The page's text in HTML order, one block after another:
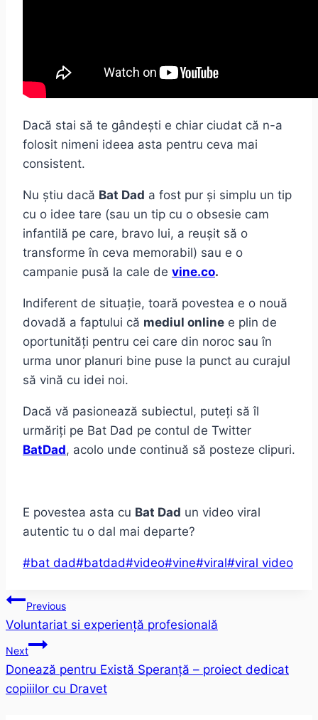
Dacă stai să te gândești e chiar ciudat că n-a
folosit nimeni ideea asta pentru ceva mai
consistent.
Nu știu dacă Bat Dad a fost pur și simplu un tip
cu o idee tare (sau un tip cu o obsesie cam
infantilă pe care, bravo lui, a reușit să o
transforme în ceva memorabil) sau e o
campanie pusă la cale de vine.co.
Indiferent de situație, toară povestea e o nouă
dovadă a faptului că mediul online e plin de
oportunități pentru cei care din noroc sau în
urma unor planuri bine puse la punct au curajul
să vină cu idei noi.
Dacă vă pasionează subiectul, puteți să îl
urmăriți pe Bat Dad pe contul de Twitter
BatDad, acolo unde continuă să posteze clipuri.
E povestea asta cu Bat Dad un video viral
autentic tu o dal mai departe?
Post
#bat dad#batdad#video#vine#viral#viral video
Post
navigation
Previous
Voluntariat si experiență profesională
Next
Donează pentru Există Speranță – proiect dedicat
copiiilor cu Dravet